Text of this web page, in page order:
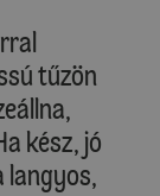
tűzön
kész, jó
langyos,